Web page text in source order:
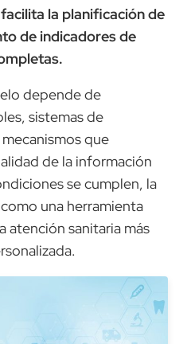
la planificación de
de indicadores de
depende de
sistemas de
que
de la información
se cumplen, la
una herramienta
atención sanitaria más